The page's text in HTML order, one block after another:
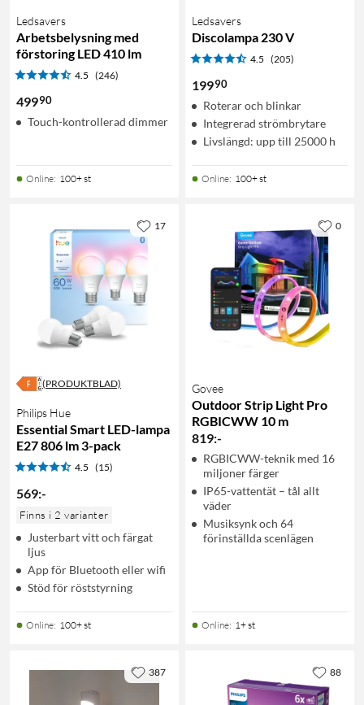
Ledsavers
Arbetsbelysning med
förstoring LED 410 lm
4.5 (246)
49990
Touch-kontrollerad dimmer
Online: 100+ st
Ledsavers
Discolampa 230 V
4.5 (205)
19990
Roterar och blinkar
Integrerad strömbrytare
Livslängd: upp till 25000 h
Online: 100+ st
(PRODUKTBLAD)
Philips Hue
Essential Smart LED-lampa
E27 806 lm 3-pack
4.5 (15)
569:-
Finns i 2 varianter
Justerbart vitt och färgat
ljus
App för Bluetooth eller wifi
Stöd för röststyrning
Online: 100+ st
17
Govee
Outdoor Strip Light Pro
RGBICWW 10 m
819:-
RGBICWW-teknik med 16
miljoner färger
IP65-vattentät – tål allt
väder
Musiksynk och 64
förinställda scenlägen
Online: 1+ st
0
387 88